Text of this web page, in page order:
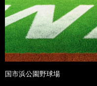
国市浜公園野球場